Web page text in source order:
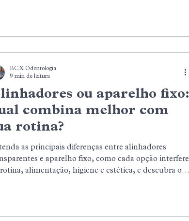
ou aparelho fixo:
combina melhor com
rotina?
as principais diferenças entre alinhadores
e aparelho fixo, como cada opção interfere
alimentação, higiene e estética, e descubra o
BCX Odontologia
9 min de leitura